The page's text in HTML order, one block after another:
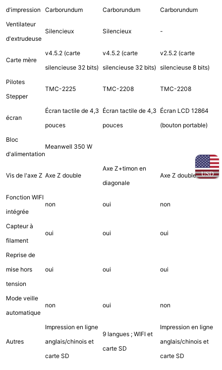
USD
d'impression
Carborundum
Carborundum
Carborundum
Ventilateur
d'extrudeuse
Silencieux Silencieux -
Carte mère
v4.5.2 (carte
silencieuse 32 bits)
v4.5.2 (carte
silencieuse 32 bits)
v2.5.2 (carte
silencieuse 8 bits)
Pilotes
Stepper
TMC-2225 TMC-2208 TMC-2208
écran
Écran tactile de 4,3
pouces
Écran tactile de 4,3
pouces
Écran LCD 12864
(bouton portable)
Bloc
d'alimentation
Meanwell 350 W
Vis de l'axe Z Axe Z double
Axe Z+timon en
diagonale
Axe Z double
Fonction WIFI
intégrée
non oui non
Capteur à
filament
oui oui oui
Reprise de
mise hors
tension
oui oui oui
Mode veille
automatique
non oui non
Autres
Impression en ligne
anglais/chinois et
carte SD
9 langues ; WIFI et
carte SD
Impression en ligne
anglais/chinois et
carte SD